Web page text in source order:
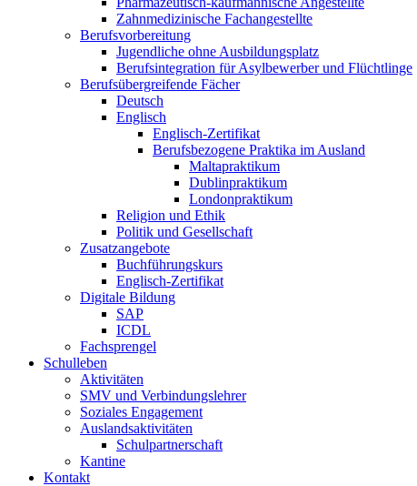
Zahnmedizinische Fachangestellte
Berufsvorbereitung
Jugendliche ohne Ausbildungsplatz
Berufsintegration für Asylbewerber und Flüchtlinge
Berufsübergreifende Fächer
Deutsch
Englisch
Englisch-Zertifikat
Berufsbezogene Praktika im Ausland
Maltapraktikum
Dublinpraktikum
Londonpraktikum
Religion und Ethik
Politik und Gesellschaft
Zusatzangebote
Buchführungskurs
Englisch-Zertifikat
Digitale Bildung
SAP
ICDL
Fachsprengel
Schulleben
Aktivitäten
SMV und Verbindungslehrer
Soziales Engagement
Auslandsaktivitäten
Schulpartnerschaft
Kantine
Kontakt